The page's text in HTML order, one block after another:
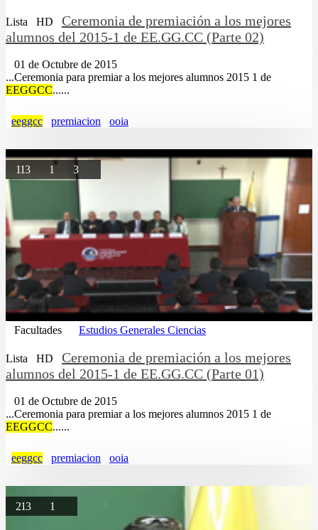
Lista HD
Ceremonia de premiación a los mejores
alumnos del 2015-1 de EE.GG.CC (Parte 02)
01 de Octubre de 2015
...Ceremonia para premiar a los mejores alumnos 2015 1 de
EEGGCC......
eeggcc premiacion ooia
113 1 3
Facultades Estudios Generales Ciencias
Lista HD
Ceremonia de premiación a los mejores
alumnos del 2015-1 de EE.GG.CC (Parte 01)
01 de Octubre de 2015
...Ceremonia para premiar a los mejores alumnos 2015 1 de
EEGGCC......
eeggcc premiacion ooia
213 1